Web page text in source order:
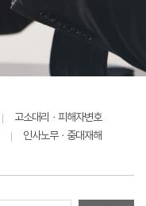
고소대리ㆍ피해자변호
인사노무ㆍ중대재해